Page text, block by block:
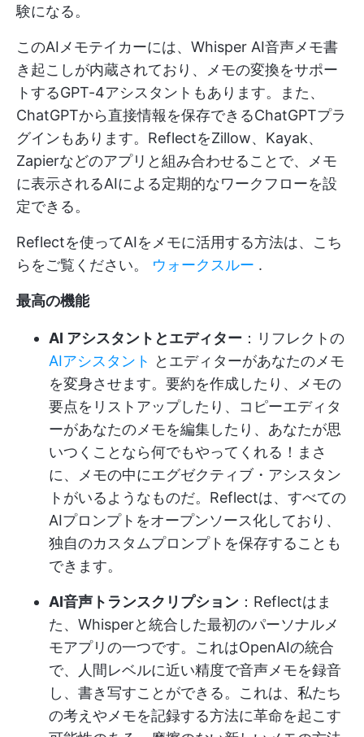
験になる。
このAIメモテイカーには、Whisper AI音声メモ書
き起こしが内蔵されており、メモの変換をサポー
トするGPT-4アシスタントもあります。また、
ChatGPTから直接情報を保存できるChatGPTプラ
グインもあります。ReflectをZillow、Kayak、
Zapierなどのアプリと組み合わせることで、メモ
に表示されるAIによる定期的なワークフローを設
定できる。
Reflectを使ってAIをメモに活用する方法は、こち
らをご覧ください。 ウォークスルー .
最高の機能
AI アシスタントとエディター ：リフレクトの
AIアシスタント とエディターがあなたのメモ
を変身させます。要約を作成したり、メモの
要点をリストアップしたり、コピーエディタ
ーがあなたのメモを編集したり、あなたが思
いつくことなら何でもやってくれる！まさ
に、メモの中にエグゼクティブ・アシスタン
トがいるようなものだ。Reflectは、すべての
AIプロンプトをオープンソース化しており、
独自のカスタムプロンプトを保存することも
できます。
AI音声トランスクリプション ：Reflectはま
た、Whisperと統合した最初のパーソナルメ
モアプリの一つです。これはOpenAIの統合
で、人間レベルに近い精度で音声メモを録音
し、書き写すことができる。これは、私たち
の考えやメモを記録する方法に革命を起こす